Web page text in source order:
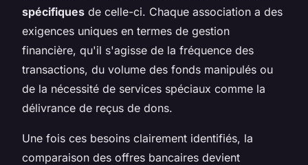
spécifiques de celle-ci. Chaque association a des
exigences uniques en termes de gestion
financière, qu'il s'agisse de la fréquence des
transactions, du volume des fonds manipulés ou
de la nécessité de services spéciaux comme la
délivrance de reçus de dons.
Une fois ces besoins clairement identifiés, la
comparaison des offres bancaires devient